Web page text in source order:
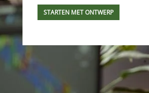
STARTEN MET ONTWERP